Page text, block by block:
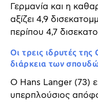
Γερμανία και η
αξίζει 4,9
περίπου 4,7
Οι τρεις ιδρυτές
διάρκεια των
Ο Hans Langer (73)
υπερπλούσιος